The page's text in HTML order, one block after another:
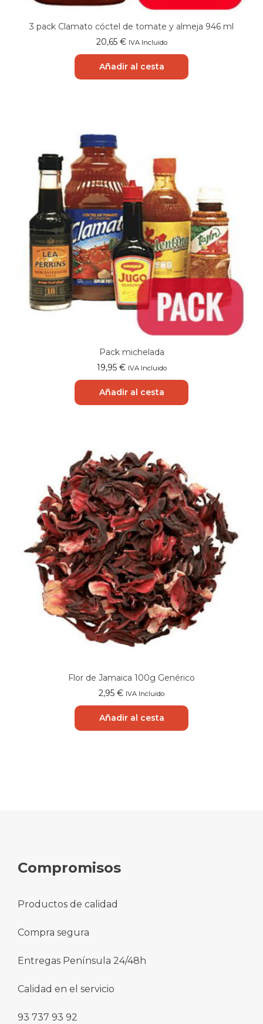
3 pack Clamato cóctel de tomate y almeja 946 ml
20,65 € IVA Incluido
Añadir al cesta
Pack michelada
19,95 € IVA Incluido
Añadir al cesta
Flor de Jamaica 100g Genérico
2,95 € IVA Incluido
Añadir al cesta
Compromisos
Productos de calidad
Compra segura
Entregas Península 24/48h
Calidad en el servicio
93 737 93 92